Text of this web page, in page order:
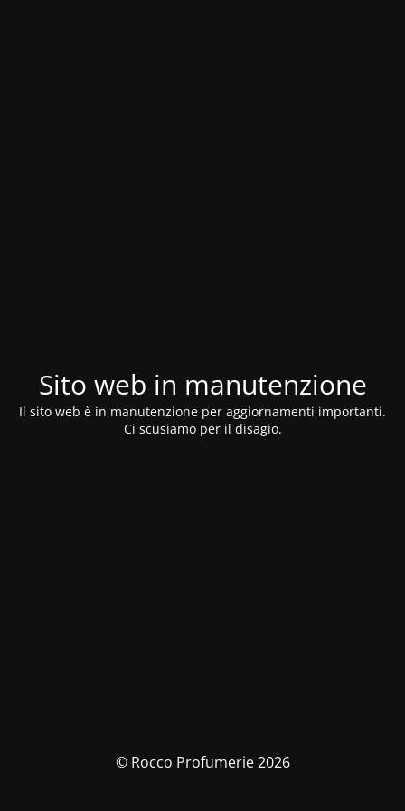
Sito web in manutenzione
Il sito web è in manutenzione per aggiornamenti importanti.
Ci scusiamo per il disagio.
© Rocco Profumerie 2026